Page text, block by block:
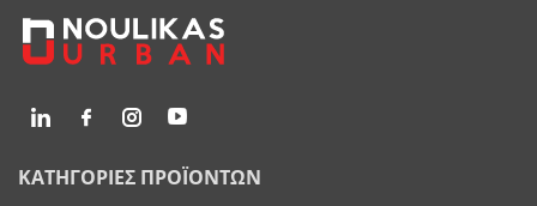
ΚΑΤΗΓΟΡΙΕΣ ΠΡΟΪΟΝΤΩΝ